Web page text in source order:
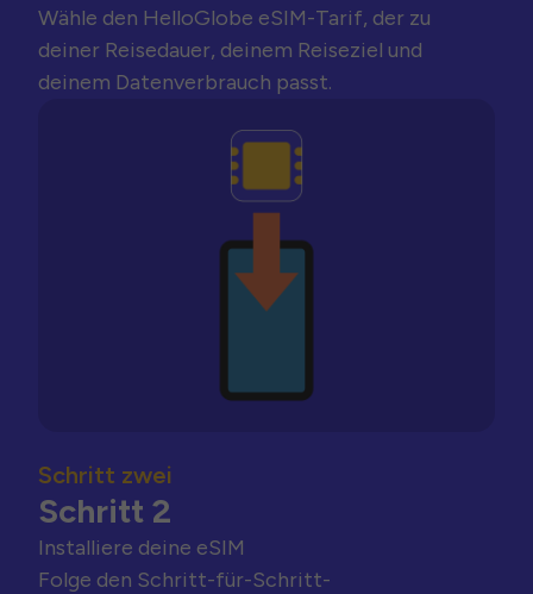
Wähle den HelloGlobe eSIM-Tarif, der zu
deiner Reisedauer, deinem Reiseziel und
deinem Datenverbrauch passt.
Schritt zwei
Schritt 2
Installiere deine eSIM
Folge den Schritt-für-Schritt-